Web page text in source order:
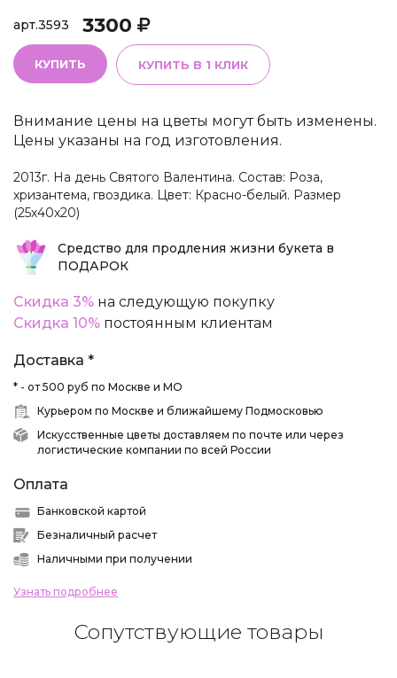
арт.3593 3300
КУПИТЬ КУПИТЬ В 1 КЛИК
Внимание цены на цветы могут быть изменены.
Цены указаны на год изготовления.
2013г. На день Святого Валентина. Состав: Роза,
хризантема, гвоздика. Цвет: Красно-белый. Размер
(25х40х20)
Средство для продления жизни букета в
ПОДАРОК
Скидка 3% на следующую покупку
Скидка 10% постоянным клиентам
Доставка *
* - от 500 руб по Москве и МО
Курьером по Москве и ближайшему Подмосковью
Искусственные цветы доставляем по почте или через
логистические компании по всей России
Оплата
Банковской картой
Безналичный расчет
Наличными при получении
Узнать подробнее
Сопутствующие товары